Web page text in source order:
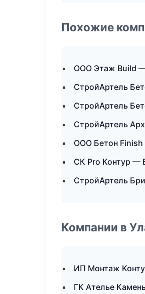
Похожие
ООО Этаж Build
СтройАртель
СтройАртель
СтройАртель
ООО Бетон
СК Pro Контур —
СтройАртель
Компании в
ИП Монтаж
ГК Ателье